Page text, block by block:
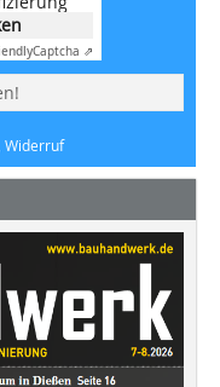
Captcha ⇗
Widerruf